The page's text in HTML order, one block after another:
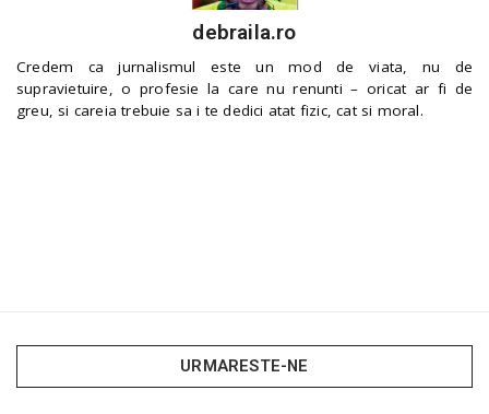
debraila.ro
Credem ca jurnalismul este un mod de viata, nu de
supravietuire, o profesie la care nu renunti – oricat ar fi de
greu, si careia trebuie sa i te dedici atat fizic, cat si moral.
URMARESTE-NE